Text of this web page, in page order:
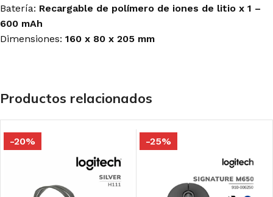
Batería: Recargable de polímero de iones de litio x 1 –
600 mAh
Dimensiones: 160 x 80 x 205 mm
Productos relacionados
-20% -25%